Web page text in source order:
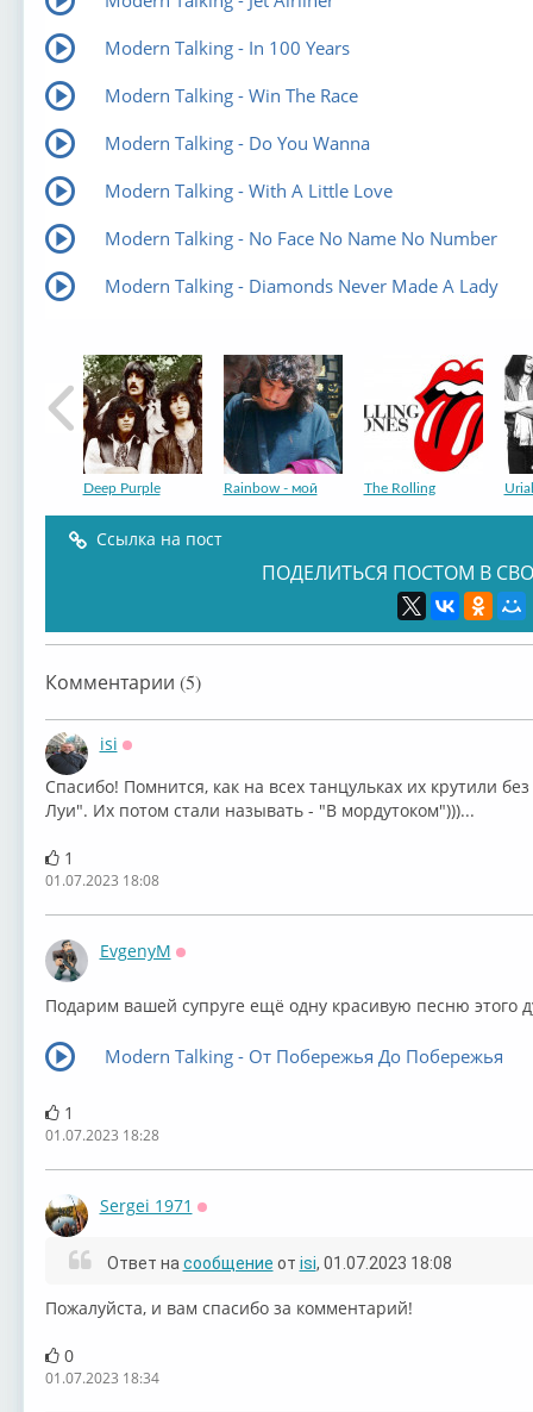
Modern Talking - In 100 Years
Modern Talking - Win The Race
Modern Talking - Do You Wanna
Modern Talking - With A Little Love
Modern Talking - No Face No Name No Number
Modern Talking - Diamonds Never Made A Lady
Deep Purple Rainbow - мой The Rolling
Manfred Mann’s The Doors - Sweet - мой
Ссылка на пост
ПОДЕЛИТЬСЯ ПОСТОМ В
Комментарии (5)
isi
Спасибо! Помнится, как на всех танцульках их крутили
Луи". Их потом стали называть - "В мордутоком")))...
1
01.07.2023 18:08
EvgenyM
Подарим вашей супруге ещё одну красивую песню этого
Modern Talking - От Побережья До Побережья
1
01.07.2023 18:28
Sergei 1971
Ответ на сообщение от isi, 01.07.2023 18:08
Пожалуйста, и вам спасибо за комментарий!
0
01.07.2023 18:34